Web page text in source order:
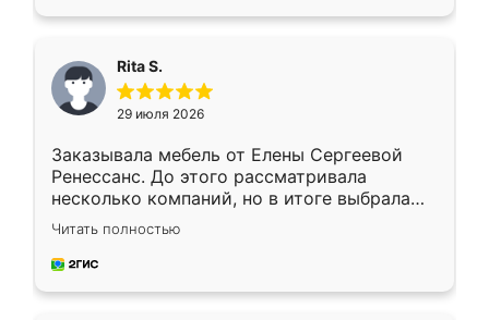
Rita S.
29 июля 2026
Заказывала мебель от Елены Сергеевой
Ренессанс. До этого рассматривала
несколько компаний, но в итоге выбрала
эту. Сначала обговорили условия, потом
приехал замерщик, всё спокойно объяснил
и снял размеры. Изготовили в срок, с
Читать полностью